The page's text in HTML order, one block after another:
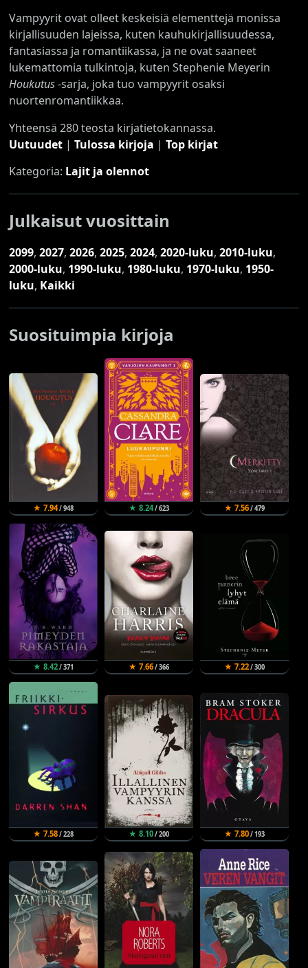
Vampyyrit ovat olleet keskeisiä elementtejä monissa
kirjallisuuden lajeissa, kuten kauhukirjallisuudessa,
fantasiassa ja romantiikassa, ja ne ovat saaneet
lukemattomia tulkintoja, kuten Stephenie Meyerin
Houkutus-sarja, joka tuo vampyyrit osaksi
nuortenromantiikkaa.
Yhteensä 280 teosta kirjatietokannassa.
Uutuudet |Tulossa kirjoja |Top kirjat
Kategoria: Lajit ja olennot
Julkaisut vuosittain
2099,2027,2026,2025,2024,2020-luku,2010-luku,
2000-luku, 1990-luku, 1980-luku, 1970-luku, 1950-
luku, Kaikki
Suosituimpia kirjoja
★ 7.94/ 948 ★ 8.24/ 623 ★ 7.56/ 479
★ 8.42/ 371 ★ 7.66/ 366 ★ 7.22/ 300
★ 7.58/ 228 ★ 8.10/ 200 ★ 7.80/ 193